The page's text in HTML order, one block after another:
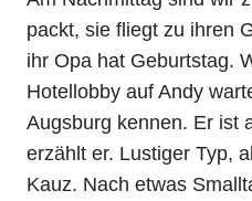
packt, sie fliegt zu ihren
ihr Opa hat Geburtstag.
Hotellobby auf Andy
Augsburg kennen. Er ist
erzählt er. Lustiger Typ,
Kauz. Nach etwas